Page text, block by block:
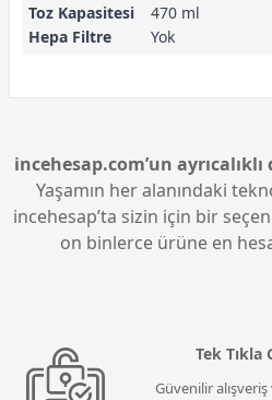
Toz Kapasitesi
470 ml
Hepa Filtre
Yok
incehesap.com’un
Yaşamın her alanındaki
incehesap’ta sizin için bir
on binlerce ürüne en
Tek Tıkla
Güvenilir